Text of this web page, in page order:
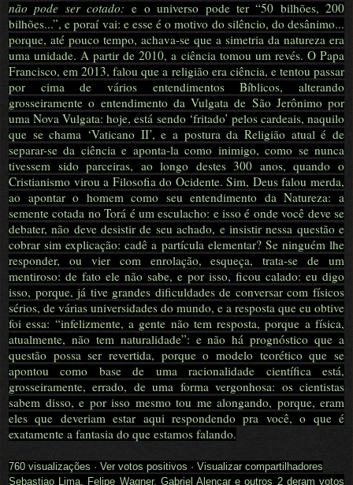
não pode ser cotado: e o universo pode ter “50 bilhões, 200
bilhões...”, e poraí vai: e esse é o motivo do silêncio, do desânimo...
porque, até pouco tempo, achava-se que a simetria da natureza era
uma unidade. A partir de 2010, a ciência tomou um revés. O Papa
Francisco, em 2013, falou que a religião era ciência, e tentou passar
por cima de vários entendimentos Bíblicos, alterando
grosseiramente o entendimento da Vulgata de São Jerônimo por
uma Nova Vulgata: hoje, está sendo ‘fritado’ pelos cardeais, naquilo
que se chama ‘Vaticano II’, e a postura da Religião atual é de
separar-se da ciência e aponta-la como inimigo, como se nunca
tivessem sido parceiras, ao longo destes 300 anos, quando o
Cristianismo virou a Filosofia do Ocidente. Sim, Deus falou merda,
ao apontar o homem como seu entendimento da Natureza: a
semente cotada no Torá é um esculacho: e isso é onde você deve se
debater, não deve desistir de seu achado, e insistir nessa questão e
cobrar sim explicação: cadê a partícula elementar? Se ninguém lhe
responder, ou vier com enrolação, esqueça, trata-se de um
mentiroso: de fato ele não sabe, e por isso, ficou calado: eu digo
isso, porque, já tive grandes dificuldades de conversar com físicos
sérios, de várias universidades do mundo, e a resposta que eu obtive
foi essa: “infelizmente, a gente não tem resposta, porque a física,
atualmente, não tem naturalidade”: e não há prognóstico que a
questão possa ser revertida, porque o modelo teorético que se
apontou como base de uma racionalidade científica está,
grosseiramente, errado, de uma forma vergonhosa: os cientistas
sabem disso, e por isso mesmo tou me alongando, porque, eram
eles que deveriam estar aqui respondendo pra você, o que é
exatamente a fantasia do que estamos falando.
760 visualizações · Ver votos positivos · Visualizar compartilhadores
Sebastiao Lima, Felipe Wagner, Gabriel Alencar e outros 2 deram votos